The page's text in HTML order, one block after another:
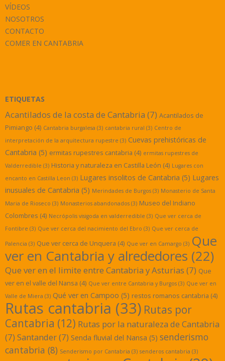
VÍDEOS
NOSOTROS
CONTACTO
COMER EN CANTABRIA
ETIQUETAS
Acantilados de la costa de Cantabria (7) Acantilados de
Pimiango (4) Cantabria burgalesa (3) cantabria rural (3) Centro de
interpretación de la arquitectura rupestre (3) Cuevas prehistóricas de
Cantabria (5) ermitas rupestres cantabria (4) ermitas rupestres de
Valderredible (3) Historia y naturaleza en Castilla León (4) Lugares con
encanto en Castilla Leon (3) Lugares insolitos de Cantabria (5) Lugares
inusuales de Cantabria (5) Merindades de Burgos (3) Monasterio de Santa
Maria de Rioseco (3) Monasterios abandonados (3) Museo del Indiano
Colombres (4) Necrópolis visigoda en valderredible (3) Que ver cerca de
Fontibre (3) Que ver cerca del nacimiento del Ebro (3) Que ver cerca de
Palencia (3) Que ver cerca de Unquera (4) Que ver en Camargo (3) Que
ver en Cantabria y alrededores (22)
Que ver en el limite entre Cantabria y Asturias (7) Que
ver en el valle del Nansa (4) Que ver entre Cantabria y Burgos (3) Que ver en
Valle de Miera (3) Qué ver en Campoo (5) restos romanos cantabria (4)
Rutas cantabria (33) Rutas por
Cantabria (12) Rutas por la naturaleza de Cantabria
(7) Santander(7) Senda fluvial del Nansa (5) senderismo
cantabria (8) Senderismo por Cantabria (3) senderos cantabria (3)